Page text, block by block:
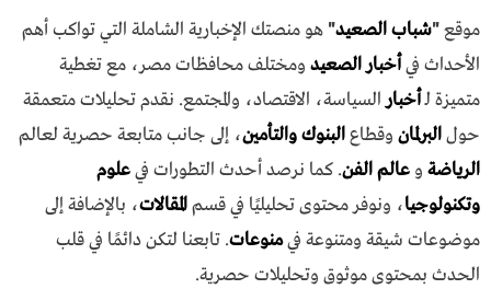
موقع"شباب الصعيد" هو منصتك الإخبارية الشاملة التي تواكب أهم
الأحداث فيأخبار الصعيد ومختلف محافظات مصر، مع تغطية
متميزة لـأخبارالسياسة، الاقتصاد، والمجتمع. نقدم تحليلات متعمقة
حولالبرلمان وقطاعالبنوك والتأمين، إلى جانب متابعة حصرية لعالم
الرياضة و عالم الفن. كما نرصد أحدث التطورات فيعلوم
وتكنولوجيا، ونوفر محتوى تحليليًا في قسمالمقالات، بالإضافة إلى
موضوعات شيقة ومتنوعة فيمنوعات. تابعنا لتكن دائمًا في قلب
الحدث بمحتوى موثوق وتحليلات حصرية.